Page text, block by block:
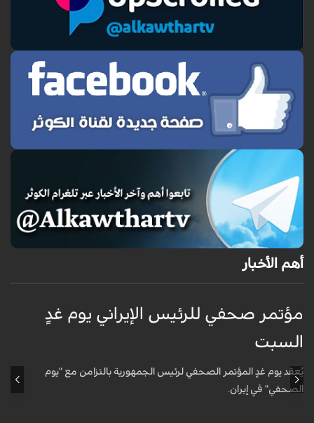
أهم الأخبار
مؤتمر صحفي للرئيس الإيراني يوم غدٍ
السبت
يُعقد يوم غدٍ المؤتمر الصحفي لرئيس الجمهورية بالتزامن مع "يوم
الصحفي" في إيران.